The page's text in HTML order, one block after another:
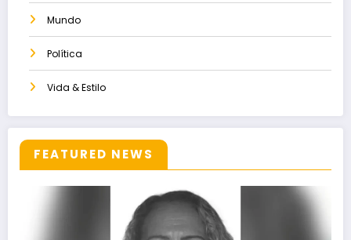
Mundo
Política
Vida & Estilo
FEATURED NEWS